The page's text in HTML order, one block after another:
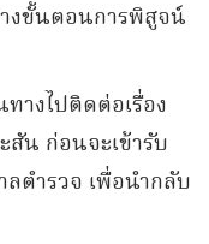
งขั้นตอนการพิสูจน์
างไปติดต่อเรื่อง
สัน ก่อนจะเข้ารับ
ตำรวจ เพื่อนำกลับ